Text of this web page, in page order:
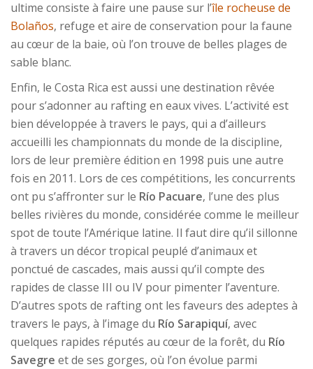
ultime consiste à faire une pause sur l’île rocheuse de
Bolaños, refuge et aire de conservation pour la faune
au cœur de la baie, où l’on trouve de belles plages de
sable blanc.
Enfin, le Costa Rica est aussi une destination rêvée
pour s’adonner au rafting en eaux vives. L’activité est
bien développée à travers le pays, qui a d’ailleurs
accueilli les championnats du monde de la discipline,
lors de leur première édition en 1998 puis une autre
fois en 2011. Lors de ces compétitions, les concurrents
ont pu s’affronter sur le Río Pacuare, l’une des plus
belles rivières du monde, considérée comme le meilleur
spot de toute l’Amérique latine. Il faut dire qu’il sillonne
à travers un décor tropical peuplé d’animaux et
ponctué de cascades, mais aussi qu’il compte des
rapides de classe III ou IV pour pimenter l’aventure.
D’autres spots de rafting ont les faveurs des adeptes à
travers le pays, à l’image du Río Sarapiquí, avec
quelques rapides réputés au cœur de la forêt, du Río
Savegre et de ses gorges, où l’on évolue parmi